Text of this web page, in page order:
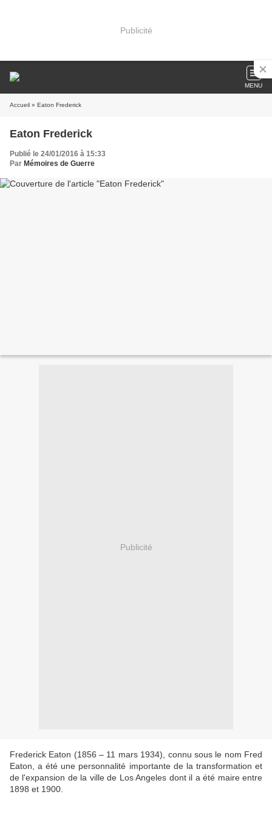
Publicité
MENU
Accueil » Eaton Frederick
Eaton Frederick
Publié le 24/01/2016 à 15:33
Par Mémoires de Guerre
Publicité
Frederick Eaton (1856 – 11 mars 1934), connu sous le nom Fred
Eaton, a été une personnalité importante de la transformation et
de l'expansion de la ville de Los Angeles dont il a été maire entre
1898 et 1900.